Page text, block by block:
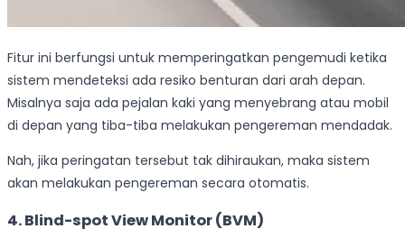
Fitur ini berfungsi untuk memperingatkan pengemudi ketika
sistem mendeteksi ada resiko benturan dari arah depan.
Misalnya saja ada pejalan kaki yang menyebrang atau mobil
di depan yang tiba-tiba melakukan pengereman mendadak.
Nah, jika peringatan tersebut tak dihiraukan, maka sistem
akan melakukan pengereman secara otomatis.
4. Blind-spot View Monitor (BVM)